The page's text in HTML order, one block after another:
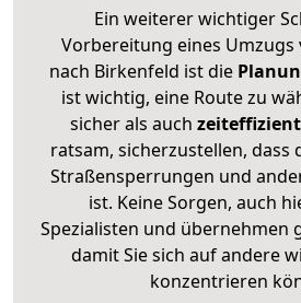
Ein weiterer wichtiger
Vorbereitung eines Umzugs
nach Birkenfeld ist die
ist wichtig, eine Route zu
sicher als auch zeiteffizient
ratsam, sicherzustellen, dass
Straßensperrungen und
ist. Keine Sorgen, auch
Spezialisten und übernehmen
damit Sie sich auf andere
konzentrieren